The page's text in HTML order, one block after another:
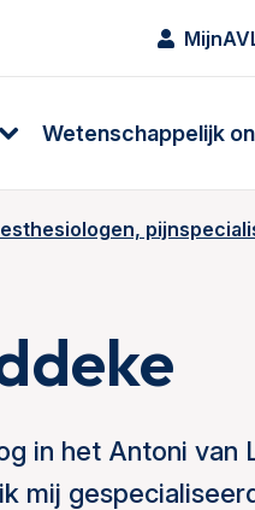
Wetenschappelijk
in het Antoni van
mij